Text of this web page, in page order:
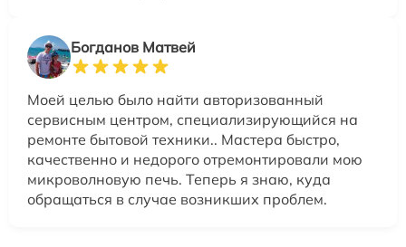
Богданов Матвей
Моей целью было найти авторизованный
сервисным центром, специализирующийся на
ремонте бытовой техники.. Мастера быстро,
качественно и недорого отремонтировали мою
микроволновую печь. Теперь я знаю, куда
обращаться в случае возникших проблем.